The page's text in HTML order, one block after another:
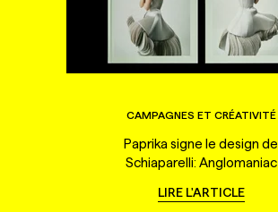
CAMPAGNES ET CRÉATIVITÉ
Paprika signe le design de
Schiaparelli: Anglomaniac
LIRE L'ARTICLE